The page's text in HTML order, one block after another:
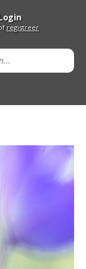
registreer